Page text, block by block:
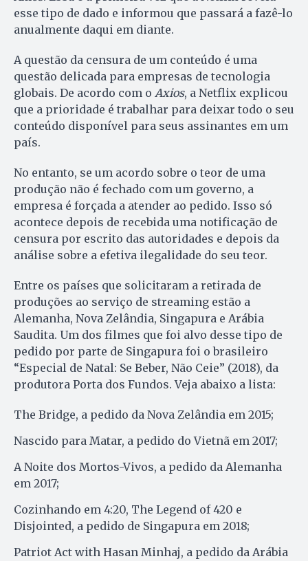
esse tipo de dado e informou que passará a fazê-lo
anualmente daqui em diante.
A questão da censura de um conteúdo é uma
questão delicada para empresas de tecnologia
globais. De acordo com o Axios, a Netflix explicou
que a prioridade é trabalhar para deixar todo o seu
conteúdo disponível para seus assinantes em um
país.
No entanto, se um acordo sobre o teor de uma
produção não é fechado com um governo, a
empresa é forçada a atender ao pedido. Isso só
acontece depois de recebida uma notificação de
censura por escrito das autoridades e depois da
análise sobre a efetiva ilegalidade do seu teor.
Entre os países que solicitaram a retirada de
produções ao serviço de streaming estão a
Alemanha, Nova Zelândia, Singapura e Arábia
Saudita. Um dos filmes que foi alvo desse tipo de
pedido por parte de Singapura foi o brasileiro
“Especial de Natal: Se Beber, Não Ceie” (2018), da
produtora Porta dos Fundos. Veja abaixo a lista:
The Bridge, a pedido da Nova Zelândia em 2015;
Nascido para Matar, a pedido do Vietnã em 2017;
A Noite dos Mortos-Vivos, a pedido da Alemanha
em 2017;
Cozinhando em 4:20, The Legend of 420 e
Disjointed, a pedido de Singapura em 2018;
Patriot Act with Hasan Minhaj, a pedido da Arábia